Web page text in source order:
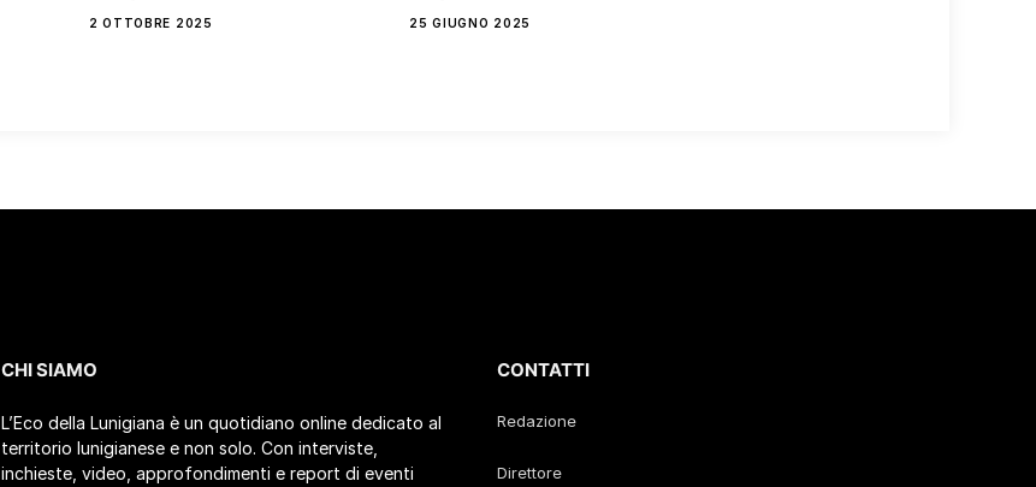
2 OTTOBRE 2025 25 GIUGNO 2025
CHI SIAMO
L’Eco della Lunigiana è un quotidiano online dedicato al
territorio lunigianese e non solo. Con interviste,
inchieste, video, approfondimenti e report di eventi
CONTATTI
Redazione
Direttore